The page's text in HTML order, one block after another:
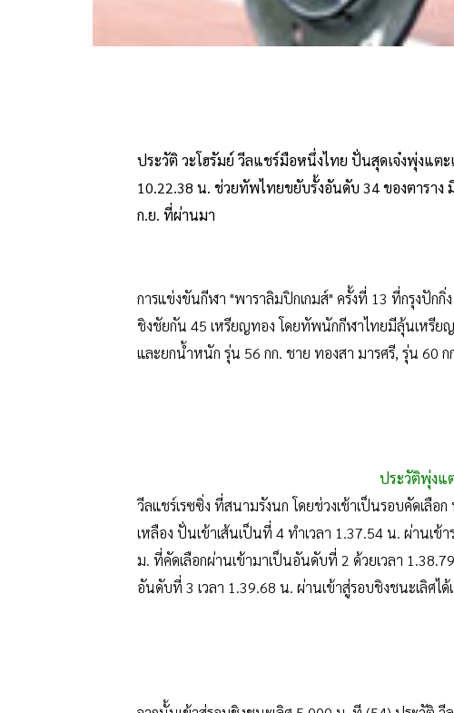
ประวัติ วะโฮรัมย์ วีลแชร์มือหนึ่งไทย ปั่นสุดเจ๋งพุ่งแต
10.22.38 น. ช่วยทัพไทยขยับรั้งอันดับ 34 ของตาราง
ก.ย. ที่ผ่านมา
การแข่งขันกีฬา "พาราลิมปิกเกมส์" ครั้งที่ 13 ที่กรุงปัก
ชิงชัยกัน 45 เหรียญทอง โดยทัพนักกีฬาไทยมีลุ้นเหรียญ
และยกน้ำหนัก รุ่น 56 กก. ชาย ทองสา มารศรี, รุ่น 60
ประวัติพุ่งแ
วีลแชร์เรซซิ่ง ที่สนามรังนก โดยช่วงเช้าเป็นรอบคัดเลื
เหลือง ปั่นเข้าเส้นเป็นที่ 4 ทำเวลา 1.37.54 น. ผ่านเข้
ม. ที่คัดเลือกผ่านเข้ามาเป็นอันดับที่ 2 ด้วยเวลา
อันดับที่ 3 เวลา 1.39.68 น. ผ่านเข้าสู่รอบชิงชนะเลิศได้